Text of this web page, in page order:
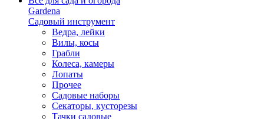
Gardena
Садовый инструмент
Ведра, лейки
Вилы, косы
Грабли
Колеса, камеры
Лопаты
Прочее
Садовые наборы
Секаторы, кусторезы
Тачки садовые